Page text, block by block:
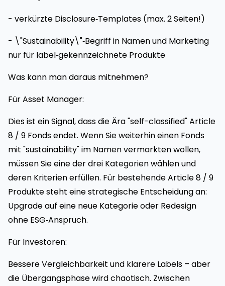
- verkürzte Disclosure‑Templates (max. 2 Seiten!)
- \"Sustainability\"‑Begriff in Namen und Marketing
nur für label‑gekennzeichnete Produkte
Was kann man daraus mitnehmen?
Für Asset Manager:
Dies ist ein Signal, dass die Ära "self-classified" Article
8 / 9 Fonds endet. Wenn Sie weiterhin einen Fonds
mit "sustainability" im Namen vermarkten wollen,
müssen Sie eine der drei Kategorien wählen und
deren Kriterien erfüllen. Für bestehende Article 8 / 9
Produkte steht eine strategische Entscheidung an:
Upgrade auf eine neue Kategorie oder Redesign
ohne ESG‑Anspruch.
Für Investoren:
Bessere Vergleichbarkeit und klarere Labels – aber
die Übergangsphase wird chaotisch. Zwischen